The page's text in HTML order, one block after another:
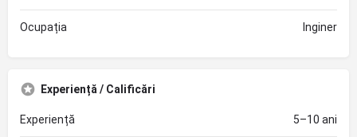
Ocupația Inginer
Experiență / Calificări
Experiență 5–10 ani